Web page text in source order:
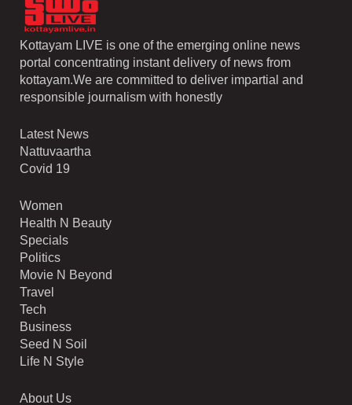
Kottayam LIVE is one of the emerging online news
portal concentrating instant delivery of news from
kottayam.We are committed to deliver impartial and
responsible journalism with honestly
Latest News
Nattuvaartha
Covid 19
Women
Health N Beauty
Specials
Politics
Movie N Beyond
Travel
Tech
Business
Seed N Soil
Life N Style
About Us